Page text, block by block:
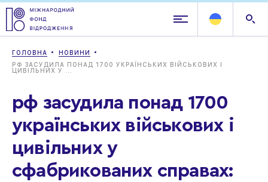
ГОЛОВНА
НОВИНИ
РФ ЗАСУДИЛА ПОНАД 1700 УКРАЇНСЬКИХ ВІЙСЬКОВИХ І
ЦИВІЛЬНИХ У ...
рф засудила понад 1700
українських військових і
цивільних у
сфабрикованих справах: